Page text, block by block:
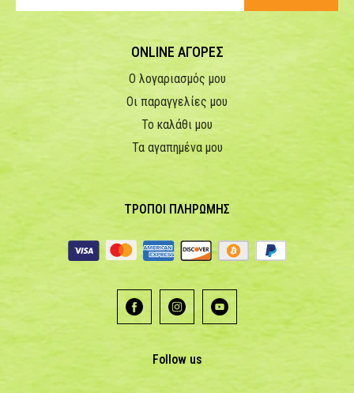
ONLINE ΑΓΟΡΕΣ
Ο λογαριασμός μου
Οι παραγγελίες μου
Το καλάθι μου
Τα αγαπημένα μου
ΤΡΟΠΟΙ ΠΛΗΡΩΜΗΣ
Follow us